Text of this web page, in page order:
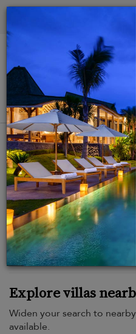
Vue sur la carte
Voulez-vous plus d'options
Nous avons trouvé
pourraient vous intéresser.
Explore villas
Widen your search to
available.
Vos paramètres de cookies